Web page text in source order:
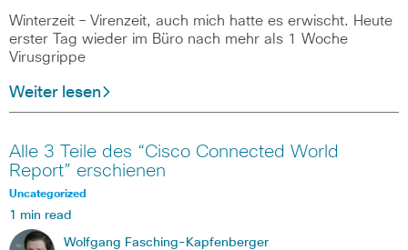
Winterzeit – Virenzeit, auch mich hatte es erwischt. Heute
erster Tag wieder im Büro nach mehr als 1 Woche
Virusgrippe
Weiter lesen
Alle 3 Teile des “Cisco Connected World
Report” erschienen
Uncategorized
1 min read
Wolfgang Fasching-Kapfenberger